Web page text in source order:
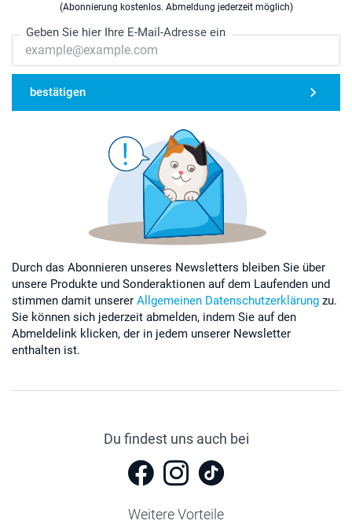
(Abonnierung kostenlos. Abmeldung jederzeit möglich)
Geben Sie hier Ihre E-Mail-Adresse ein
bestätigen
Durch das Abonnieren unseres Newsletters bleiben Sie über
unsere Produkte und Sonderaktionen auf dem Laufenden und
stimmen damit unserer Allgemeinen Datenschutzerklärung zu.
Sie können sich jederzeit abmelden, indem Sie auf den
Abmeldelink klicken, der in jedem unserer Newsletter
enthalten ist.
Du findest uns auch bei
Weitere Vorteile